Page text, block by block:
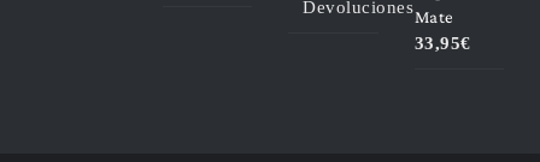
DevolucionesMate
33,95€